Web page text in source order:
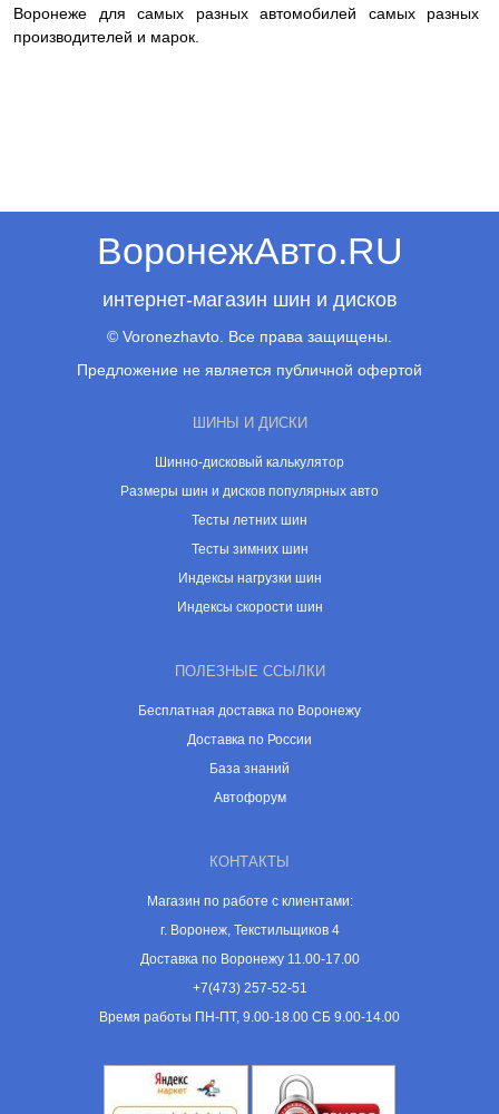
Воронеже для самых разных автомобилей самых разных
производителей и марок.
ВоронежАвто.RU
интернет-магазин шин и дисков
© Voronezhavto. Все права защищены.
Предложение не является публичной офертой
ШИНЫ И ДИСКИ
Шинно-дисковый калькулятор
Размеры шин и дисков популярных авто
Тесты летних шин
Тесты зимних шин
Индексы нагрузки шин
Индексы скорости шин
ПОЛЕЗНЫЕ ССЫЛКИ
Бесплатная доставка по Воронежу
Доставка по России
База знаний
Автофорум
КОНТАКТЫ
Магазин по работе с клиентами:
г. Воронеж, Текстильщиков 4
Доставка по Воронежу 11.00-17.00
+7(473) 257-52-51
Время работы ПН-ПТ, 9.00-18.00 СБ 9.00-14.00